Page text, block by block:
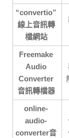
“convertio”
線上音訊轉
檔網站
Freemake
Audio
Converter
音訊轉檔器
online-
audio-
converter音